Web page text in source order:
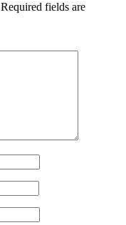
Required fields are